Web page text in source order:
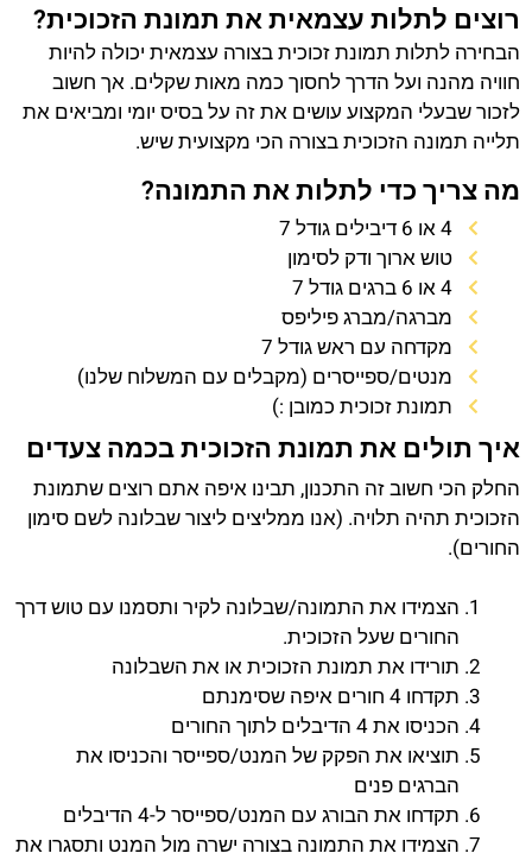
רוצים לתלות עצמאית את תמונת הזכוכית?
הבחירה לתלות תמונת זכוכית בצורה עצמאית יכולה להיות
חוויה מהנה ועל הדרך לחסוך כמה מאות שקלים. אך חשוב
לזכור שבעלי המקצוע עושים את זה על בסיס יומי ומביאים את
תלייה תמונה הזכוכית בצורה הכי מקצועית שיש.
מה צריך כדי לתלות את התמונה?
4 או 6 דיבילים גודל 7
טוש ארוך ודק לסימון
4 או 6 ברגים גודל 7
מברגה/מברג פיליפס
מקדחה עם ראש גודל 7
מנטים/ספייסרים (מקבלים עם המשלוח שלנו)
תמונת זכוכית כמובן :)
איך תולים את תמונת הזכוכית בכמה צעדים
החלק הכי חשוב זה התכנון, תבינו איפה אתם רוצים שתמונת
הזכוכית תהיה תלויה. (אנו ממליצים ליצור שבלונה לשם סימון
החורים).
הצמידו את התמונה/שבלונה לקיר ותסמנו עם טוש דרך
החורים שעל הזכוכית.
תורידו את תמונת הזכוכית או את השבלונה
תקדחו 4 חורים איפה שסימנתם
הכניסו את 4 הדיבלים לתוך החורים
תוציאו את הפקק של המנט/ספייסר והכניסו את
הברגים פנים
תקדחו את הבורג עם המנט/ספייסר ל-4 הדיבלים
הצמידו את התמונה בצורה ישרה מול המנט ותסגרו את